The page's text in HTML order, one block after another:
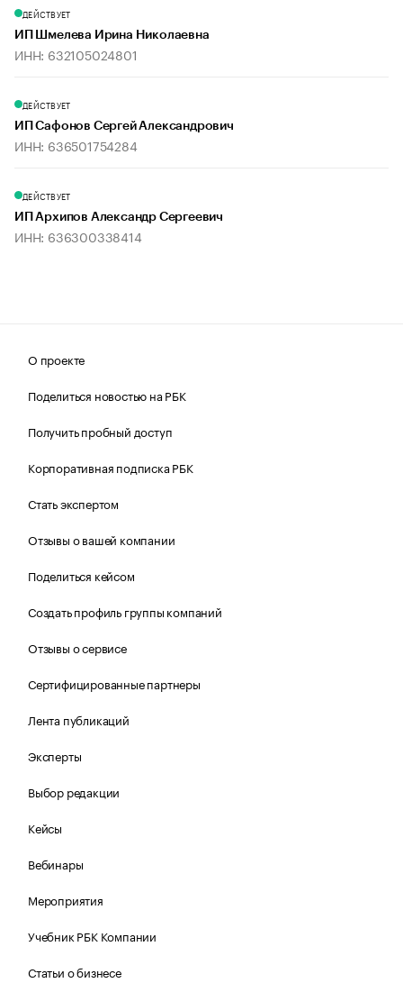
ДЕЙСТВУЕТ
ИП Шмелева Ирина Николаевна
ИНН: 632105024801
ДЕЙСТВУЕТ
ИП Сафонов Сергей Александрович
ИНН: 636501754284
ДЕЙСТВУЕТ
ИП Архипов Александр Сергеевич
ИНН: 636300338414
О проекте
Поделиться новостью на РБК
Получить пробный доступ
Корпоративная подписка РБК
Стать экспертом
Отзывы о вашей компании
Поделиться кейсом
Создать профиль группы компаний
Отзывы о сервисе
Сертифицированные партнеры
Лента публикаций
Эксперты
Выбор редакции
Кейсы
Вебинары
Мероприятия
Учебник РБК Компании
Статьи о бизнесе